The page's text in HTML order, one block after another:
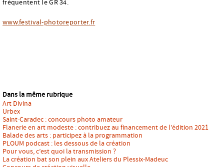
fréquentent le GR 34.
www.festival-photoreporter.fr
Dans la même rubrique
Art Divina
Urbex
Saint-Caradec : concours photo amateur
Flanerie en art modeste : contribuez au financement de l’édition 2021
Balade des arts : participez à la programmation
PLOUM podcast : les dessous de la création
Pour vous, c’est quoi la transmission ?
La création bat son plein aux Ateliers du Plessix-Madeuc